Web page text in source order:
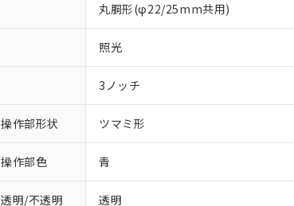
丸胴形(φ22/25mm共用)
照光
3ノッチ
操作部形状 ツマミ形
操作部色 青
透明/不透明 透明